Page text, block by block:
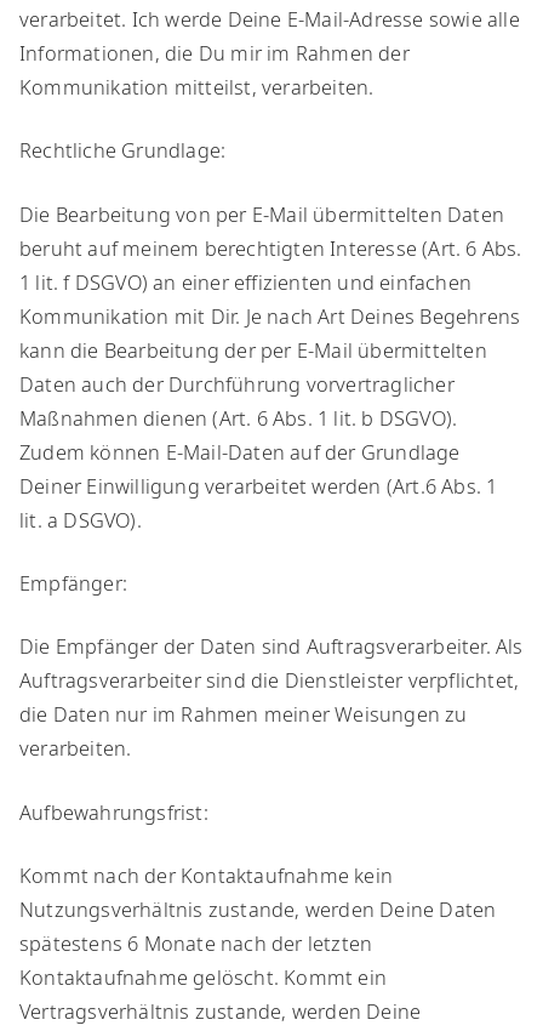
verarbeitet. Ich werde Deine E-Mail-Adresse sowie alle
Informationen, die Du mir im Rahmen der
Kommunikation mitteilst, verarbeiten.
​Rechtliche Grundlage:
​Die Bearbeitung von per E-Mail übermittelten Daten
beruht auf meinem berechtigten Interesse (Art. 6 Abs.
1 lit. f DSGVO) an einer effizienten und einfachen
Kommunikation mit Dir. Je nach Art Deines Begehrens
kann die Bearbeitung der per E-Mail übermittelten
Daten auch der Durchführung vorvertraglicher
Maßnahmen dienen (Art. 6 Abs. 1 lit. b DSGVO).
Zudem können E-Mail-Daten auf der Grundlage
Deiner Einwilligung verarbeitet werden (Art.6 Abs. 1
lit. a DSGVO).
​Empfänger:
​Die Empfänger der Daten sind Auftragsverarbeiter. Als
Auftragsverarbeiter sind die Dienstleister verpflichtet,
die Daten nur im Rahmen meiner Weisungen zu
verarbeiten.
​Aufbewahrungsfrist:
​Kommt nach der Kontaktaufnahme kein
Nutzungsverhältnis zustande, werden Deine Daten
spätestens 6 Monate nach der letzten
Kontaktaufnahme gelöscht. Kommt ein
Vertragsverhältnis zustande, werden Deine